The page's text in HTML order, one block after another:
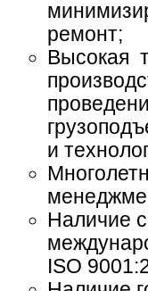
ремонт;
Высокая
и
Наличие
ISO